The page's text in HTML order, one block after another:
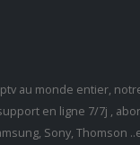
au monde entier,
en ligne 7/7j ,
Sony, Thomson